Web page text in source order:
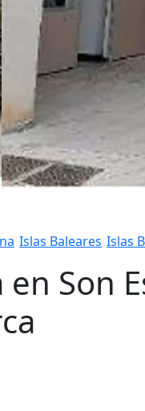
Islas Baleares Islas
Son